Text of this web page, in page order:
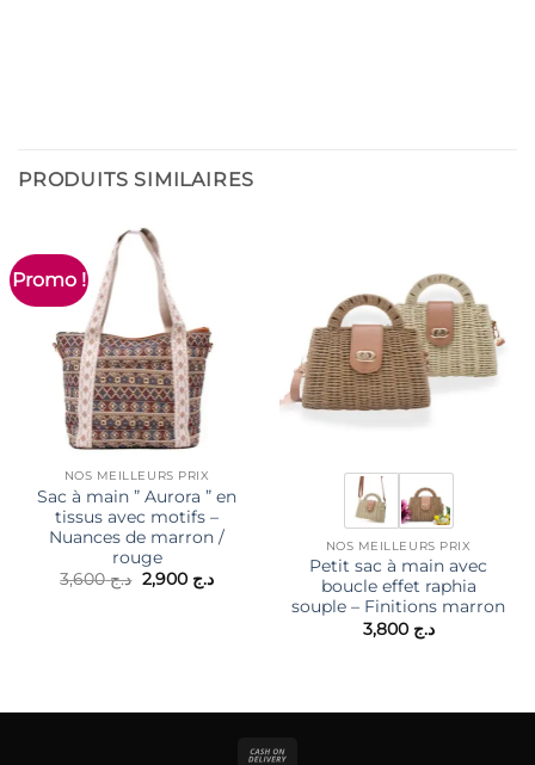
PRODUITS SIMILAIRES
Promo !
NOS MEILLEURS PRIX
Sac à main ” Aurora ” en
tissus avec motifs –
Nuances de marron /
rouge
د.ج3,600
Le
prix
د.ج 2,900
Le
NOS MEILLEURS PRIX
Petit sac à main avec
boucle effet raphia
souple – Finitions marron
د.ج 3,800